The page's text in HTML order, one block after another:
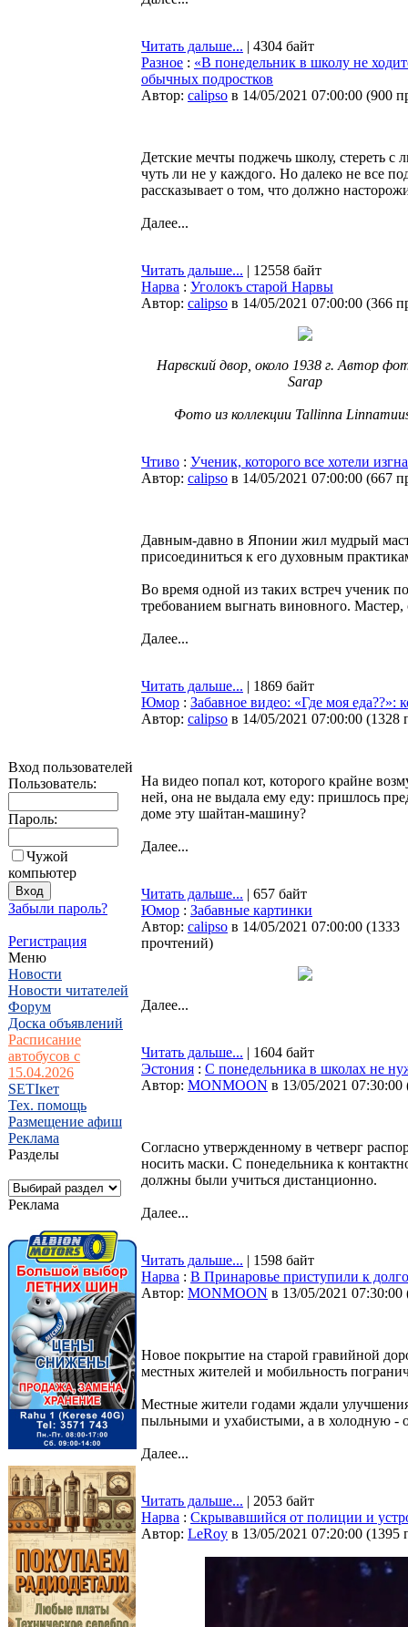
Вход пользователей
Пользователь:
Пароль:
Чужой
компьютер
Забыли пароль?
Регистрация
Меню
Новости
Новости читателей
Форум
Доска объявлений
Расписание
автобусов с
15.04.2026
SETIкет
Тех. помощь
Размещение афиш
Реклама
Разделы
Реклама
Читать дальше... | 4304 байт
Разное : «В понедельник в школу не
обычных подростков
Автор: calipso в 14/05/2021 07:00:00 (900
Детские мечты поджечь школу, стереть с
чуть ли не у каждого. Но далеко не все
рассказывает о том, что должно
Далее...
Читать дальше... | 12558 байт
Нарва : Уголокъ старой Нарвы
Автор: calipso в 14/05/2021 07:00:00 (366
Нарвский двор, около 1938 г. Автор
Sarap
Фото из коллекции Tallinna
Чтиво : Ученик, которого все хотели
Автор: calipso в 14/05/2021 07:00:00 (667
Давным-давно в Японии жил мудрый
присоединиться к его духовным
Во время одной из таких встреч ученик
требованием выгнать виновного. Мастер,
Далее...
Читать дальше... | 1869 байт
Юмор : Забавное видео: «Где моя еда??»:
Автор: calipso в 14/05/2021 07:00:00 (1328
На видео попал кот, которого крайне
ней, она не выдала ему еду: пришлось
доме эту шайтан-машину?
Далее...
Читать дальше... | 657 байт
Юмор : Забавные картинки
Автор: calipso в 14/05/2021 07:00:00 (1333
прочтений)
Далее...
Читать дальше... | 1604 байт
Эстония : С понедельника в школах не
Автор: MONMOON в 13/05/2021 07:30:00
Согласно утвержденному в четверг
носить маски. С понедельника к
должны были учиться дистанционно.
Далее...
Читать дальше... | 1598 байт
Нарва : В Принаровье приступили к
Автор: MONMOON в 13/05/2021 07:30:00
Новое покрытие на старой гравийной
местных жителей и мобильность
Местные жители годами ждали
пыльными и ухабистыми, а в холодную -
Далее...
Читать дальше... | 2053 байт
Нарва : Скрывавшийся от полиции и
Автор: LeRoy в 13/05/2021 07:20:00 (1395